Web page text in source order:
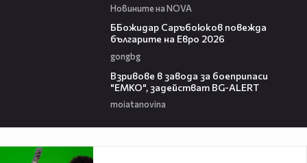
Новините на NOVA
ББожидар Саръбоюков повежда
българите на Евро 2026
gongbg
Взривове в завода за боеприпаси
"ЕМКО", задействат BG-ALERT
moiatanovina